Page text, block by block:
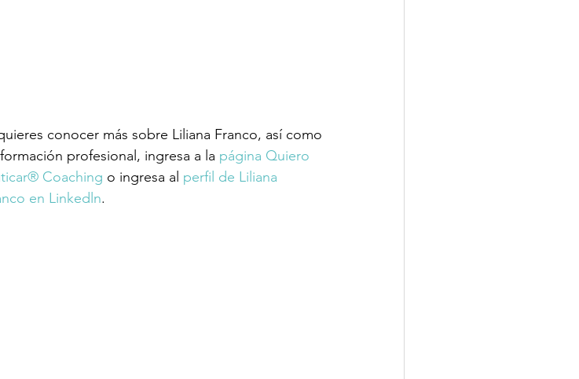
conocer más sobre Liliana Franco, así como
profesional, ingresa a la página Quiero
Coaching o ingresa al perfil de Liliana
en Linkedln.